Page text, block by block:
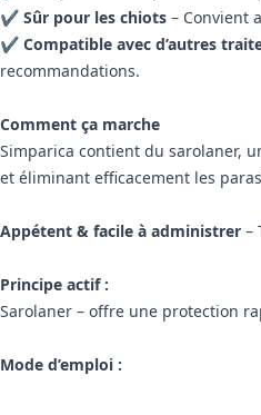
✔ Sûr pour les chiots – Convient
✔ Compatible avec d’autres
recommandations.
Comment ça marche
Simparica contient du sarolaner,
et éliminant efficacement les
Appétent & facile à administrer –
Principe actif :
Sarolaner – offre une protection
Mode d’emploi :